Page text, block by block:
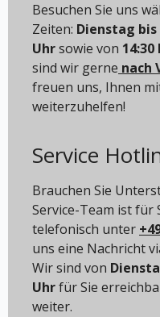
Besuchen Sie uns
Zeiten: Dienstag
Uhrsowie von 14:30
sind wir gerne nach
freuen uns, Ihnen
weiterzuhelfen!
Service
Brauchen Sie
Service-Team ist für
telefonisch unter
uns eine Nachricht
Wir sind von
Uhrfür Sie
weiter.